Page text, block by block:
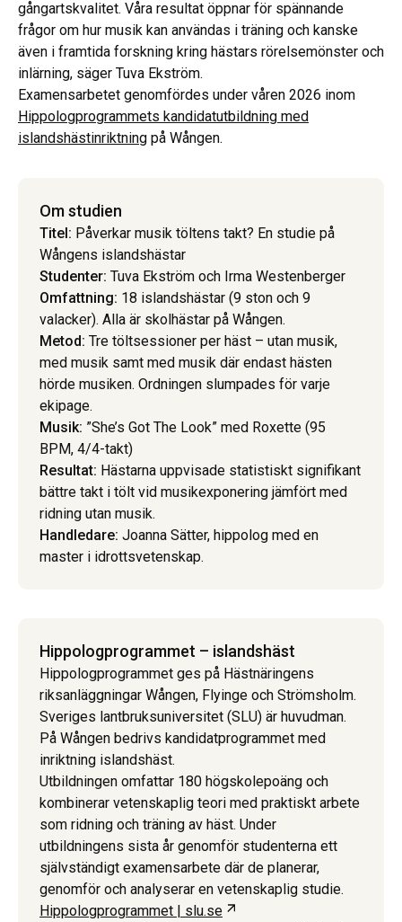
gångartskvalitet. Våra resultat öppnar för spännande
frågor om hur musik kan användas i träning och kanske
även i framtida forskning kring hästars rörelsemönster och
inlärning, säger Tuva Ekström.
Examensarbetet genomfördes under våren 2026 inom
Hippologprogrammets kandidatutbildning med
islandshästinriktning på Wången.
Om studien
Titel: Påverkar musik töltens takt? En studie på
Wångens islandshästar
Studenter: Tuva Ekström och Irma Westenberger
Omfattning: 18 islandshästar (9 ston och 9
valacker). Alla är skolhästar på Wången.
Metod: Tre töltsessioner per häst – utan musik,
med musik samt med musik där endast hästen
hörde musiken. Ordningen slumpades för varje
ekipage.
Musik: ”She’s Got The Look” med Roxette (95
BPM, 4/4-takt)
Resultat: Hästarna uppvisade statistiskt signifikant
bättre takt i tölt vid musikexponering jämfört med
ridning utan musik.
Handledare: Joanna Sätter, hippolog med en
master i idrottsvetenskap.
Hippolog­programmet – islandshäst
Hippologprogrammet ges på Hästnäringens
riksanläggningar Wången, Flyinge och Strömsholm.
Sveriges lantbruksuniversitet (SLU) är huvudman.
På Wången bedrivs kandidatprogrammet med
inriktning islandshäst.
Utbildningen omfattar 180 högskolepoäng och
kombinerar vetenskaplig teori med praktiskt arbete
som ridning och träning av häst. Under
utbildningens sista år genomför studenterna ett
självständigt examensarbete där de planerar,
genomför och analyserar en vetenskaplig studie.
Hippologprogrammet | slu.se